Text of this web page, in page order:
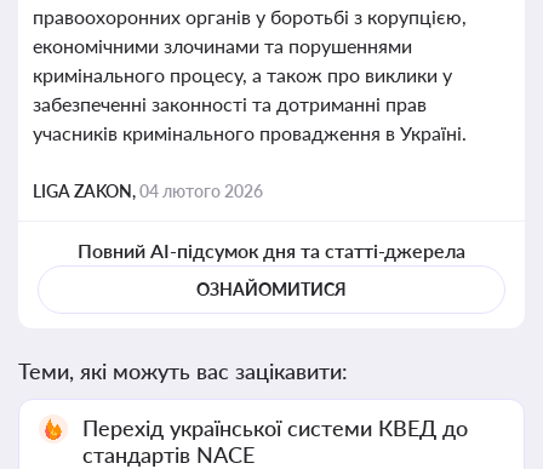
правоохоронних органів у боротьбі з корупцією,
економічними злочинами та порушеннями
кримінального процесу, а також про виклики у
забезпеченні законності та дотриманні прав
учасників кримінального провадження в Україні.
LIGA ZAKON,04 лютого 2026
Повний AI-підсумок дня та статті-джерела
ОЗНАЙОМИТИСЯ
Теми, які можуть вас зацікавити:
Перехід української системи КВЕД до
стандартів NACE